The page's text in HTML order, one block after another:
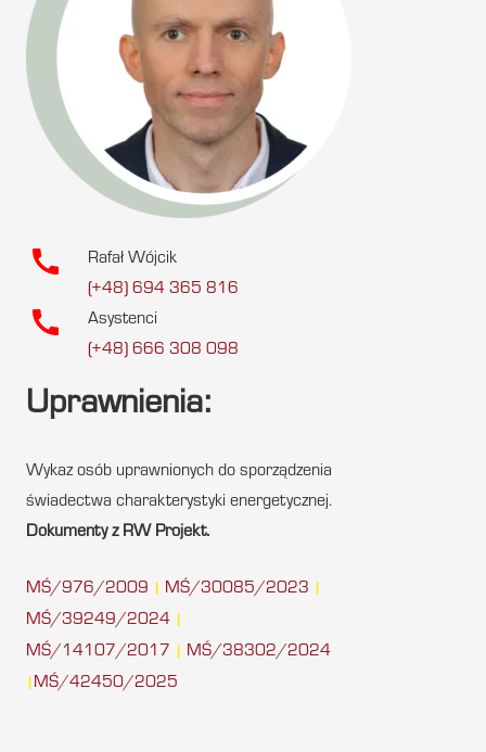
call
Rafał Wójcik
(+48) 694 365 816
call
Asystenci
(+48) 666 308 098
Uprawnienia:
Wykaz osób uprawnionych do sporządzenia
świadectwa charakterystyki energetycznej.
Dokumenty z RW Projekt.
MŚ/976/2009 MŚ/30085/2023
MŚ/39249/2024
MŚ/14107/2017 MŚ/38302/2024
MŚ/42450/2025